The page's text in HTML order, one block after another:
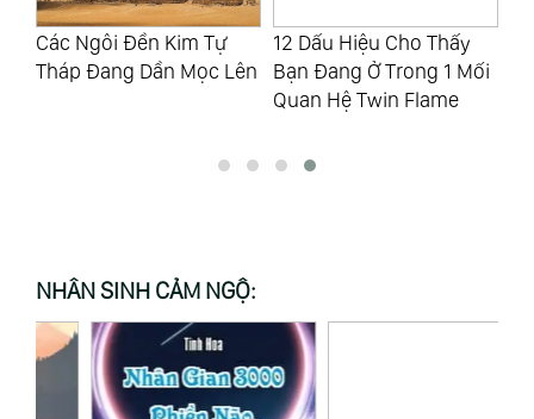
Các Ngôi Đền Kim Tự
Tháp Đang Dần Mọc Lên
12 Dấu Hiệu Cho Thấy
Bạn Đang Ở Trong 1 Mối
Quan Hệ Twin Flame
NHÂN SINH CẢM NGỘ: